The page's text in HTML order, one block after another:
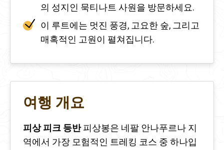
의 성지인 묵티나트 사원을 방문하세요.
이 루트에는 멋진 풍경, 고요한 숲, 그리고
매혹적인 고원이 펼쳐집니다.
여행 개요
피상 피크 등반피상봉은 네팔 안나푸르나 지
역에서 가장 모험적인 트레킹 코스 중 하나입